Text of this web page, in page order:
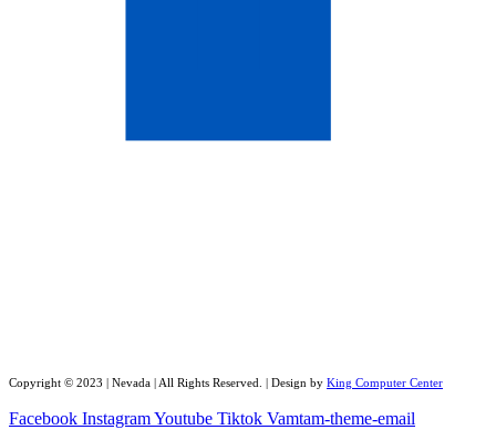
Copyright © 2023 | Nevada | All Rights Reserved. | Design by King Computer Center
Facebook InstagramYoutube Tiktok Vamtam-theme-email